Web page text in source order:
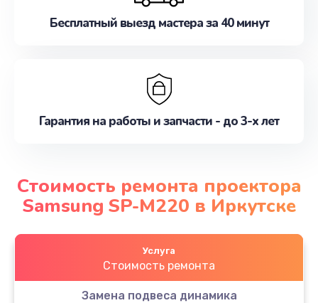
Бесплатный выезд мастера за 40 минут
Гарантия на работы и запчасти - до 3-х лет
Стоимость ремонта проектора
Samsung SP-M220 в Иркутске
Услуга
Стоимость ремонта
Замена подвеса динамика